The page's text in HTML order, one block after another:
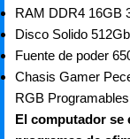
RAM DDR4 16GB
Disco Solido
Fuente de poder
Chasis Gamer
RGB
El computador se